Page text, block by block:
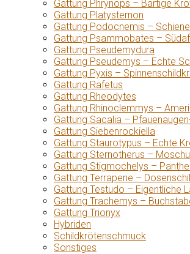
Gattung Phrynops – Bärtige
Gattung Platysternon
Gattung Podocnemis –
Gattung Psammobates –
Gattung Pseudemydura
Gattung Pseudemys – Echte
Gattung Pyxis –
Gattung Rafetus
Gattung Rheodytes
Gattung Rhinoclemmys –
Gattung Sacalia –
Gattung Siebenrockiella
Gattung Staurotypus – Echte
Gattung Sternotherus –
Gattung Stigmochelys –
Gattung Terrapene –
Gattung Testudo – Eigentliche
Gattung Trachemys –
Gattung Trionyx
Hybriden
Schildkrötenschmuck
Sonstiges